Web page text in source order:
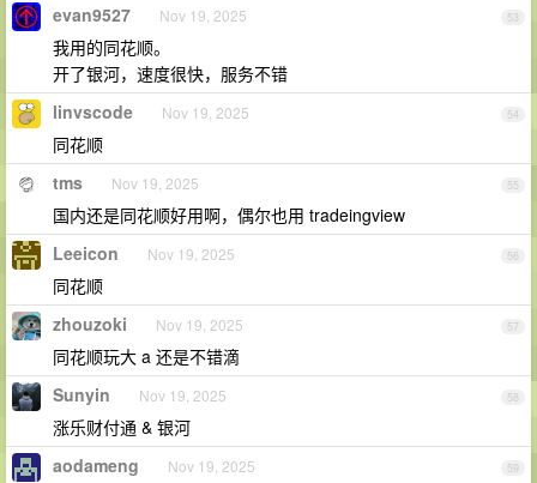
53
evan9527 Nov 19, 2025
我用的同花顺。
开了银河，速度很快，服务不错
54
linvscode Nov 19, 2025
同花顺
55
tms Nov 19, 2025
国内还是同花顺好用啊，偶尔也用 tradeingview
56
Leeicon Nov 19, 2025
同花顺
57
zhouzoki Nov 19, 2025
同花顺玩大 a 还是不错滴
58
Sunyin Nov 19, 2025
涨乐财付通 & 银河
59
aodameng Nov 19, 2025